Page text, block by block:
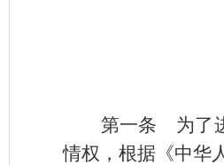
第一条 为了
情权，根据《中华